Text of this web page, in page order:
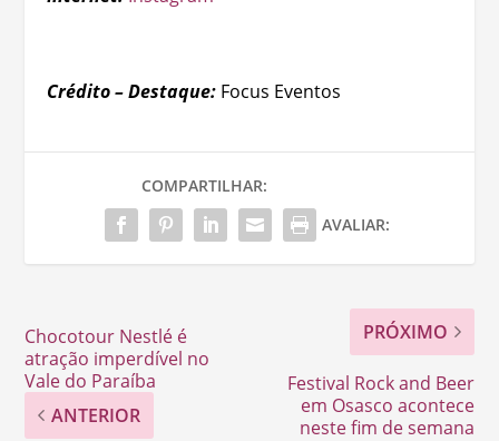
Crédito – Destaque: Focus Eventos
COMPARTILHAR:
AVALIAR:
Chocotour Nestlé é
atração imperdível no
Vale do Paraíba
ANTERIOR
PRÓXIMO
Festival Rock and Beer
em Osasco acontece
neste fim de semana